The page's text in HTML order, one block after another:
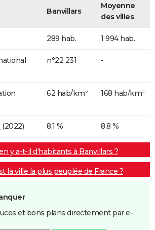
Banvillars
Moyenne
des villes
289 hab. 1 994 hab.
n°22 231 -
62 hab/km² 168 hab/km²
(2022) 8,1 % 8,8 %
y a-t-il d'habitants à Banvillars ?
la ville la plus peuplée de France ?
et bons plans directement par e-